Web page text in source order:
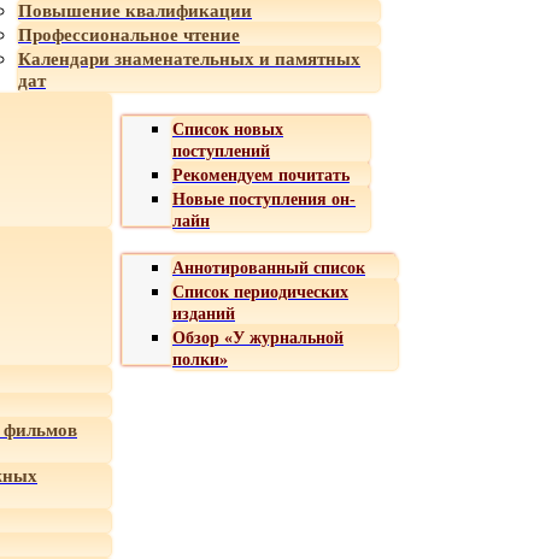
Повышение квалификации
Профессиональное чтение
Календари знаменательных и памятных
дат
Список новых
поступлений
Рекомендуем почитать
Новые поступления он-
лайн
Аннотированный список
Список периодических
изданий
Обзор «У журнальной
полки»